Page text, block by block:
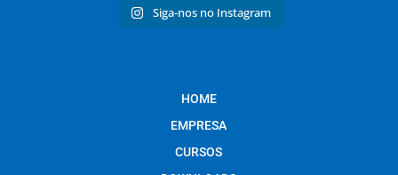
Siga-nos no Instagram
HOME
EMPRESA
CURSOS